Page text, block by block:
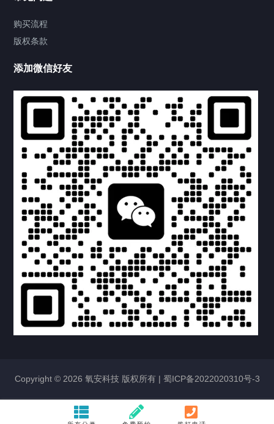
产品中心
病房设备
供氧设备
压缩空气
气体管道
负压吸引
联系我们 CONTACT US
购买流程
版权条款
添加微信好友
Copyright © 2026 氧安科技 版权所有 | 蜀ICP备2022020310号-3